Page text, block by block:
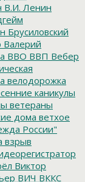
В.И. Ленин
Брусиловский
Валерий
ВВО ВВП Вебер
велодорожка
каникулы
ветераны
дома ветхое
России"
взрыв
Виктор
ВИЧ ВККС